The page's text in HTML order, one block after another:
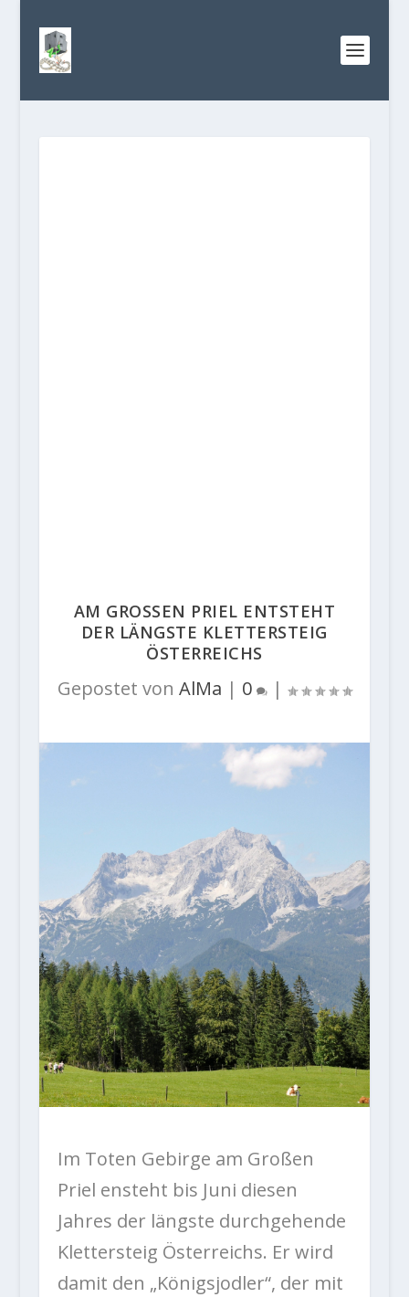
AM GROSSEN PRIEL ENTSTEHT D
ER LÄNGSTE KLETTERSTEIG Ö
STERREICHS
Gepostet von AlMa | 0 |
Im Toten Gebirge am Großen
Priel ensteht bis Juni diesen
Jahres der längste durchgehende
Klettersteig Österreichs. Er wird
damit den „Königsjodler“, der mit